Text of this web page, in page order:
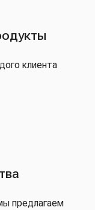
клиента
предлагаем